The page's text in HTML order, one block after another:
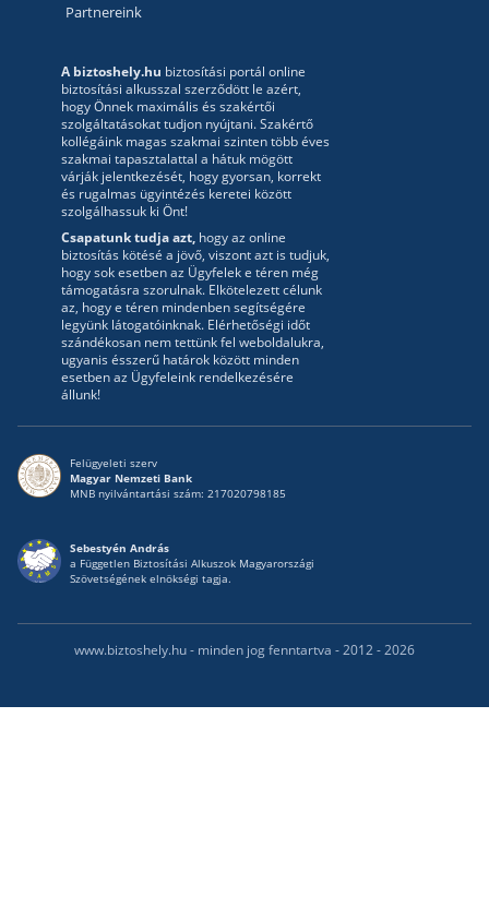
Partnereink
A biztoshely.hu biztosítási portál online
biztosítási alkusszal szerződött le azért,
hogy Önnek maximális és szakértői
szolgáltatásokat tudjon nyújtani. Szakértő
kollégáink magas szakmai szinten több éves
szakmai tapasztalattal a hátuk mögött
várják jelentkezését, hogy gyorsan, korrekt
és rugalmas ügyintézés keretei között
szolgálhassuk ki Önt!
Csapatunk tudja azt, hogy az online
biztosítás kötésé a jövő, viszont azt is tudjuk,
hogy sok esetben az Ügyfelek e téren még
támogatásra szorulnak. Elkötelezett célunk
az, hogy e téren mindenben segítségére
legyünk látogatóinknak. Elérhetőségi időt
szándékosan nem tettünk fel weboldalukra,
ugyanis ésszerű határok között minden
esetben az Ügyfeleink rendelkezésére
állunk!
Felügyeleti szerv
Magyar Nemzeti Bank
MNB nyilvántartási szám: 217020798185
Sebestyén András
a Független Biztosítási Alkuszok Magyarországi
Szövetségének elnökségi tagja.
www.biztoshely.hu - minden jog fenntartva - 2012 - 2026